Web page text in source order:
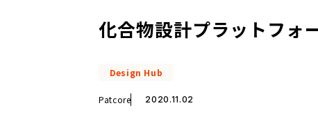
化合物設計プラットフォ
Design Hub
Patcore 2020.11.02